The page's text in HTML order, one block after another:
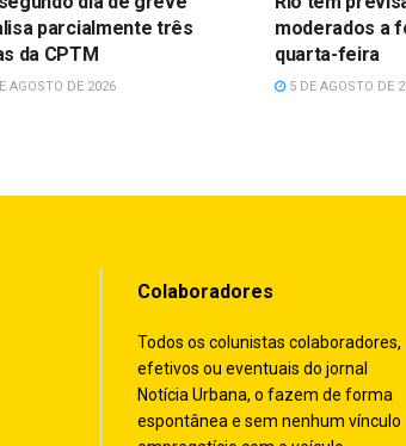
parcialmente três
da CPTM
AGOSTO DE 2026
moderados a
quarta-feira
5 DE AGOSTO DE
Colaboradores
Todos os colunistas colaboradores,
efetivos ou eventuais do jornal
Notícia Urbana, o fazem de forma
espontânea e sem nenhum vínculo